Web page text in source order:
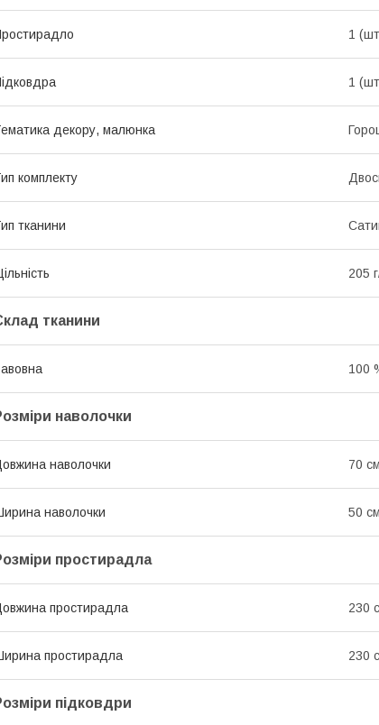
1
1
декору, малюнка
комплекту
тканини
205
тканини
100
наволочки
наволочки 70 см
наволочки 50 см
простирадла
простирадла 230
простирадла 230
підковдри